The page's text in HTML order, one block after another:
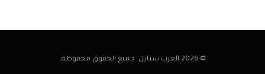
© 2026 العرب ستايل. جميع الحقوق محفوظة.